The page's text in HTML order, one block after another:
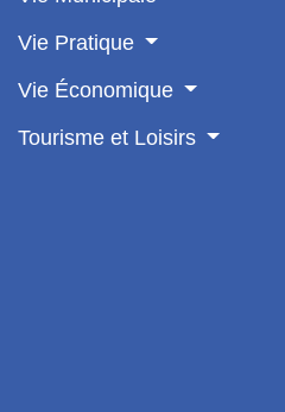
Vie Pratique
Vie Économique
Tourisme et Loisirs